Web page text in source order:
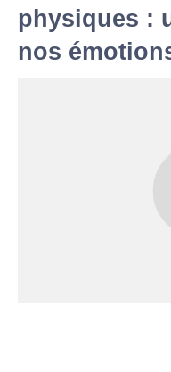
physiques :
nos